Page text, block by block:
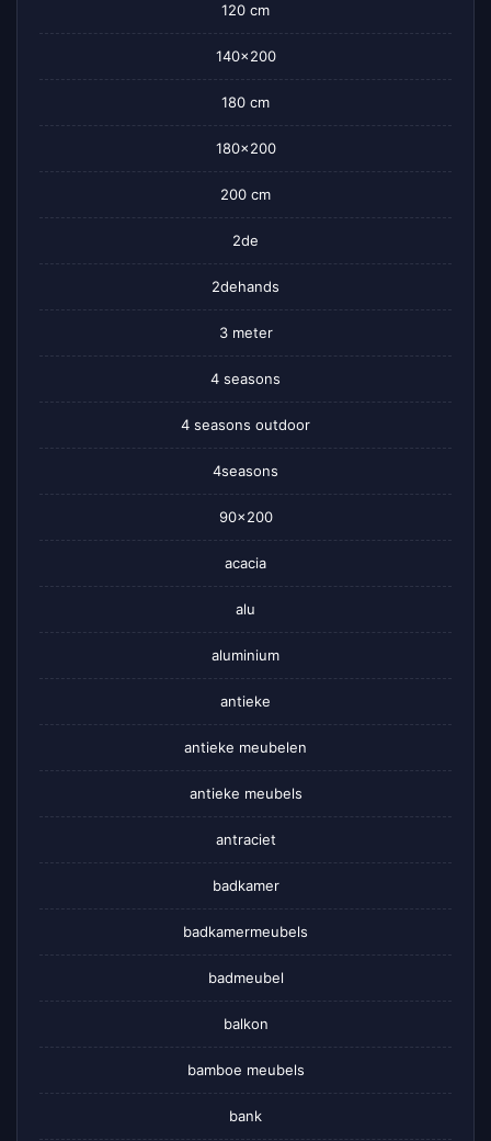
120 cm
140×200
180 cm
180×200
200 cm
2de
2dehands
3 meter
4 seasons
4 seasons outdoor
4seasons
90×200
acacia
alu
aluminium
antieke
antieke meubelen
antieke meubels
antraciet
badkamer
badkamermeubels
badmeubel
balkon
bamboe meubels
bank